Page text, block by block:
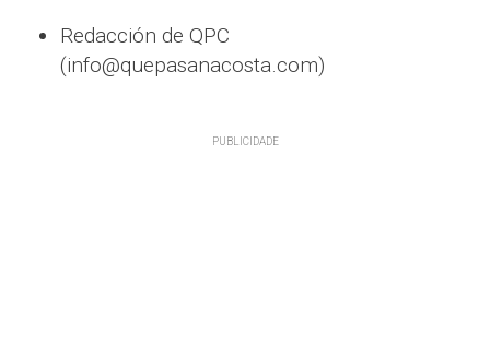
Redacción de QPC
(info@quepasanacosta.com)